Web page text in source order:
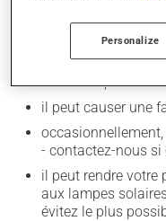
il peut causer des
il peut causer des
lentement;
il peut causer une
- contactez-nous
il peut rendre votre
aux lampes
évitez le plus
Personalize